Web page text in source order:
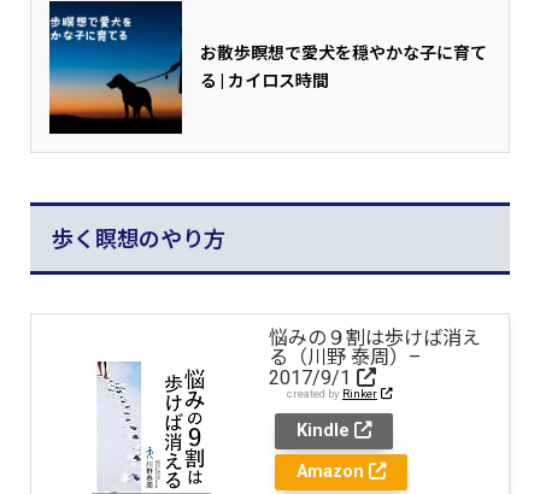
お散歩瞑想で愛犬を穏やかな子に育て
る | カイロス時間
歩く瞑想のやり方
悩みの９割は歩けば消え
る（川野 泰周）–
2017/9/1
created by Rinker
Kindle
Amazon